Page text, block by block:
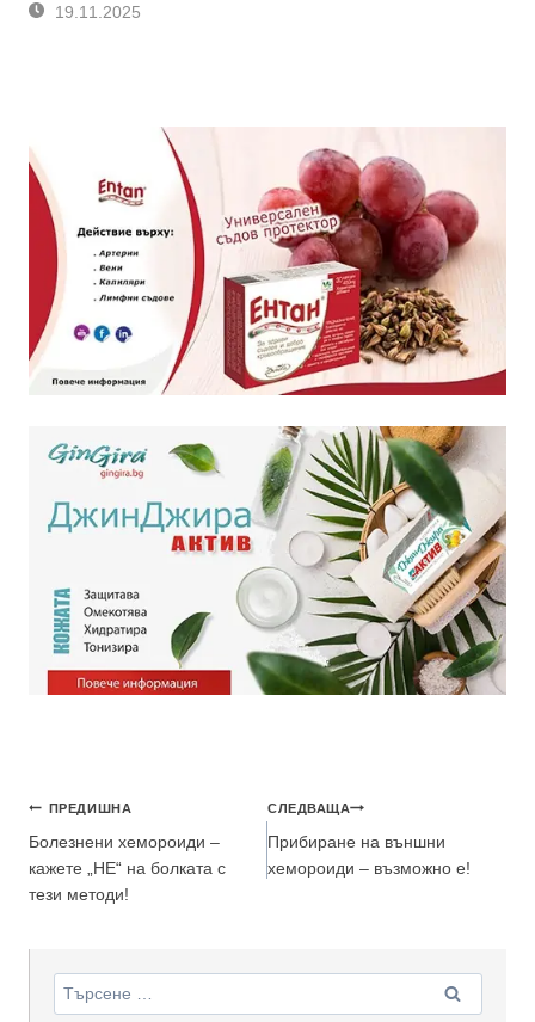
19.11.2025
ПРЕДИШНА
Болезнени хемороиди –
кажете „НЕ“ на болката с
тези методи!
СЛЕДВАЩА
Прибиране на външни
хемороиди – възможно е!